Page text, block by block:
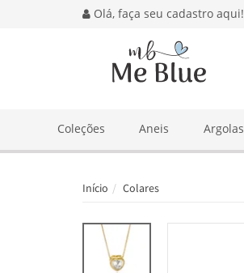
Olá, faça seu cadastro aqui!
Coleções Aneis Argolas
Início Colares